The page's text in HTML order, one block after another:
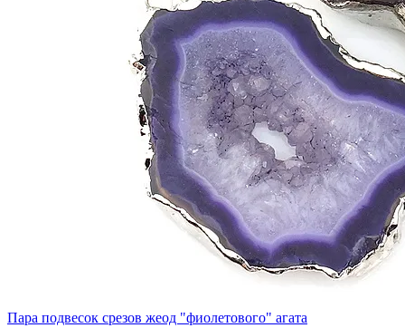
Пара подвесок срезов жеод "фиолетового" агата